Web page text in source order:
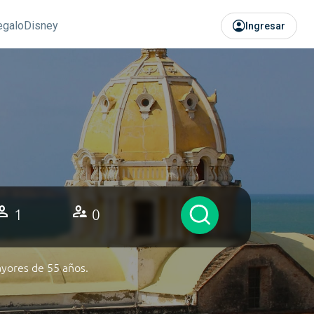
Disney Ingresar
1 supervisor_account 0
de 55 años.